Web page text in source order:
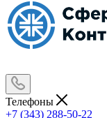
Телефоны
+7 (343) 288-50-22